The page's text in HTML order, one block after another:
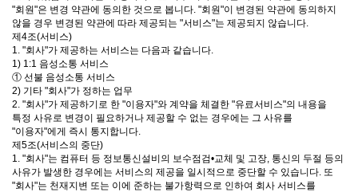
"회원"은 변경 약관에 동의한 것으로 봅니다. "회원"이 변경된 약관에 동의하지
않을 경우 변경된 약관에 따라 제공되는 "서비스"는 제공되지 않습니다.
제4조(서비스)
1. "회사"가 제공하는 서비스는 다음과 같습니다.
1) 1:1 음성소통 서비스
① 선불 음성소통 서비스
2) 기타 "회사"가 정하는 업무
2. "회사"가 제공하기로 한 "이용자"와 계약을 체결한 "유료서비스"의 내용을
특정 사유로 변경이 필요하거나 제공할 수 없는 경우에는 그 사유를
"이용자"에게 즉시 통지합니다.
제5조(서비스의 중단)
1. "회사"는 컴퓨터 등 정보통신설비의 보수점검•교체 및 고장, 통신의 두절 등의
사유가 발생한 경우에는 서비스의 제공을 일시적으로 중단할 수 있습니다. 또
"회사"는 천재지변 또는 이에 준하는 불가항력으로 인하여 회사 서비스를